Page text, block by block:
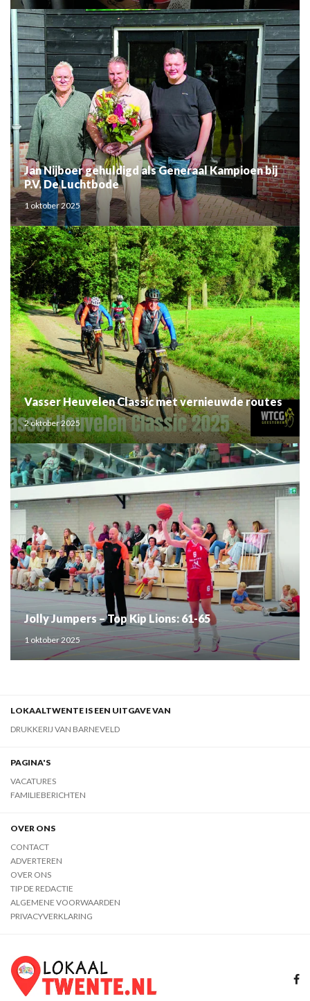
Jan Nijboer gehuldigd als Generaal Kampioen bij
P.V. De Luchtbode
1 oktober 2025
Vasser Heuvelen Classic met vernieuwde routes
2 oktober 2025
Jolly Jumpers – Top Kip Lions: 61-65
1 oktober 2025
LOKAALTWENTE IS EEN UITGAVE VAN
DRUKKERIJ VAN BARNEVELD
PAGINA'S
VACATURES
FAMILIEBERICHTEN
OVER ONS
CONTACT
ADVERTEREN
OVER ONS
TIP DE REDACTIE
ALGEMENE VOORWAARDEN
PRIVACYVERKLARING